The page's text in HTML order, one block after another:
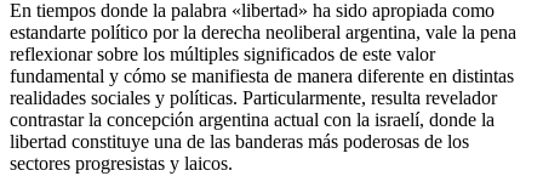
En tiempos donde la palabra «libertad» ha sido apropiada como
estandarte político por la derecha neoliberal argentina, vale la pena
reflexionar sobre los múltiples significados de este valor
fundamental y cómo se manifiesta de manera diferente en distintas
realidades sociales y políticas. Particularmente, resulta revelador
contrastar la concepción argentina actual con la israelí, donde la
libertad constituye una de las banderas más poderosas de los
sectores progresistas y laicos.